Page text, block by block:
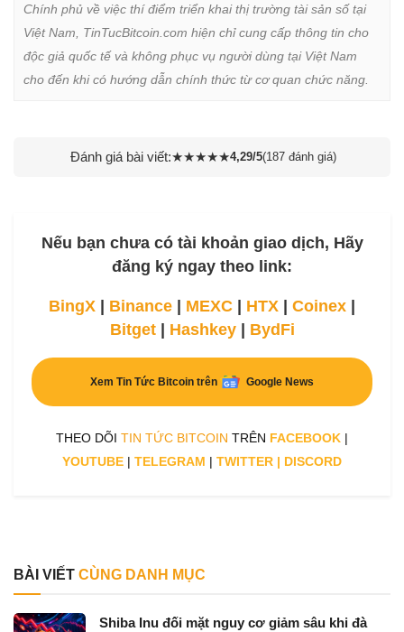
Chính phủ về việc thí điểm triển khai thị trường tài sản số tại
Việt Nam, TinTucBitcoin.com hiện chỉ cung cấp thông tin cho
độc giả quốc tế và không phục vụ người dùng tại Việt Nam
cho đến khi có hướng dẫn chính thức từ cơ quan chức năng.
Đánh giá bài viết:★★★★★4,29/5(187 đánh giá)
Nếu bạn chưa có tài khoản giao dịch, Hãy
đăng ký ngay theo link:
BingX | Binance | MEXC | HTX | Coinex |
Bitget| Hashkey| BydFi
Xem Tin Tức Bitcoin trên Google News
THEO DÕI TIN TỨC BITCOIN TRÊN FACEBOOK |
YOUTUBE | TELEGRAM | TWITTER | DISCORD
BÀI VIẾT CÙNG DANH MỤC
Shiba Inu đối mặt nguy cơ giảm sâu khi đà